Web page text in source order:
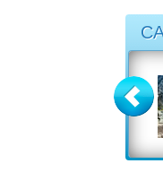
вопросов: 2828